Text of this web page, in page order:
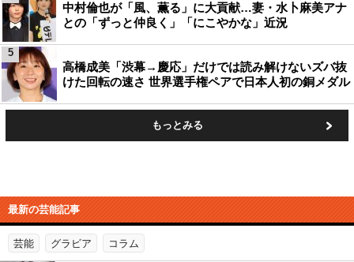
中村倫也が「風、薫る」に大貢献…妻・水卜麻美アナ
との「ずっと仲良く」「にこやかな」近況
高橋成美「渋幕→慶応」だけでは読み解けないズバ抜
けた回転の速さ 世界選手権ペアで日本人初の銅メダル
5
もっとみる
最新の芸能記事
芸能 グラビア コラム